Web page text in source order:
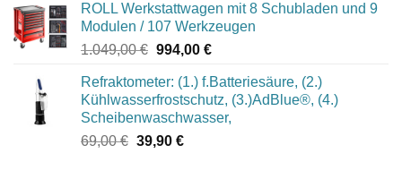
war:
969,00 €
ist:
922,10 €.
ROLL Werkstattwagen mit 8 Schubladen und 9
Modulen / 107 Werkzeugen
1.049,00€ Ursprünglicher
war:
1.049,00 €
994,00 €Aktueller
ist:
994,00 €.
Refraktometer: (1.) f.Batteriesäure, (2.)
Kühlwasserfrostschutz, (3.)AdBlue®, (4.)
Scheibenwaschwasser,
69,00€ Ursprünglicher
39,90 €Aktueller